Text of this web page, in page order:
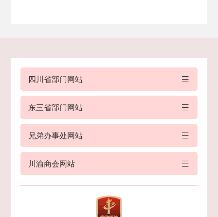
四川省部门网站
东三省部门网站
兄弟办事处网站
川渝商会网站